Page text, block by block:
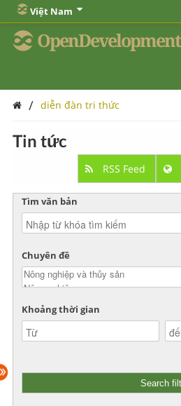
Việt Nam
OpenDevelopment
/ diễn đàn tri thức
Tin tức
RSS Feed
Tìm văn bản
Chuyên đề
Khoảng thời gian